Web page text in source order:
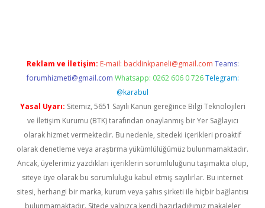
Reklam ve İletişim: E-mail: backlinkpaneli@gmail.com Teams:
forumhizmeti@gmail.com Whatsapp: 0262 606 0 726 Telegram:
@karabul
Yasal Uyarı: Sitemiz, 5651 Sayılı Kanun gereğince Bilgi Teknolojileri
ve İletişim Kurumu (BTK) tarafından onaylanmış bir Yer Sağlayıcı
olarak hizmet vermektedir. Bu nedenle, sitedeki içerikleri proaktif
olarak denetleme veya araştırma yükümlülüğümüz bulunmamaktadır.
Ancak, üyelerimiz yazdıkları içeriklerin sorumluluğunu taşımakta olup,
siteye üye olarak bu sorumluluğu kabul etmiş sayılırlar. Bu internet
sitesi, herhangi bir marka, kurum veya şahıs şirketi ile hiçbir bağlantısı
bulunmamaktadır. Sitede yalnızca kendi hazırladığımız makaleler